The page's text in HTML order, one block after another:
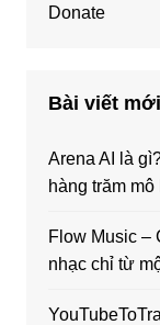
Donate
Bài viết mới
Arena AI là
hàng trăm
Flow Music –
nhạc chỉ từ